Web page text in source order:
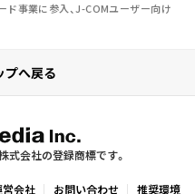
ド事業に参入、J-COMユーザー向け
プへ戻る
会社の登録商標です。
営会社 お問い合わせ 推奨環境